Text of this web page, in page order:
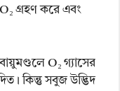
গ্রহণ করে এবং
O₂ গ্যাসের
কিন্তু সবুজ উদ্ভিদ